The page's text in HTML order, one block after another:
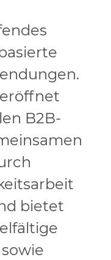
B2B-
bietet